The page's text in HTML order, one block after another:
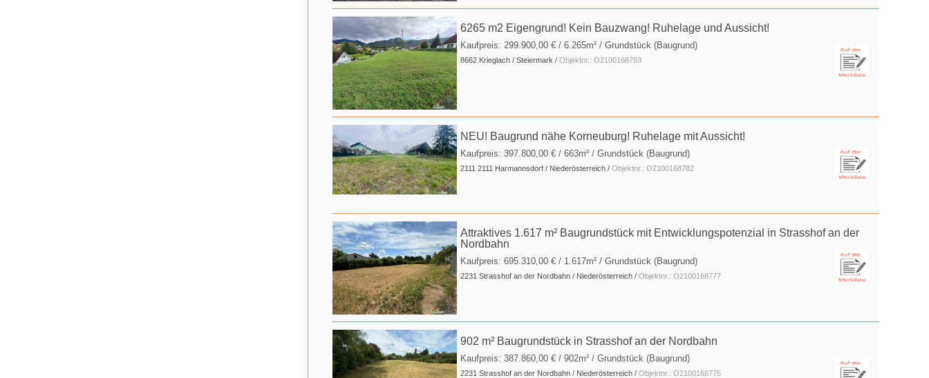
6265 m2 Eigengrund! Kein Bauzwang! Ruhelage und Aussicht!
Kaufpreis: 299.900,00 € / 6.265m² / Grundstück (Baugrund)
8662 Krieglach / Steiermark / Objektnr.: O2100168783
NEU! Baugrund nähe Korneuburg! Ruhelage mit Aussicht!
Kaufpreis: 397.800,00 € / 663m² / Grundstück (Baugrund)
2111 2111 Harmannsdorf / Niederösterreich / Objektnr.: O2100168782
Attraktives 1.617 m² Baugrundstück mit Entwicklungspotenzial in Strasshof an der
Nordbahn
Kaufpreis: 695.310,00 € / 1.617m² / Grundstück (Baugrund)
2231 Strasshof an der Nordbahn / Niederösterreich / Objektnr.: O2100168777
902 m² Baugrundstück in Strasshof an der Nordbahn
Kaufpreis: 387.860,00 € / 902m² / Grundstück (Baugrund)
2231 Strasshof an der Nordbahn / Niederösterreich / Objektnr.: O2100168775